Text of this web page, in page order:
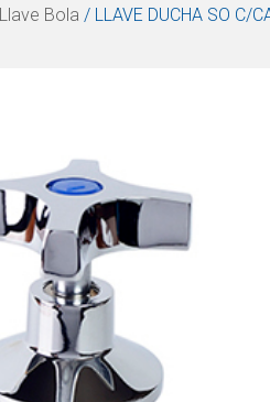
Llave Bola / LLAVE DUCHA SO C/